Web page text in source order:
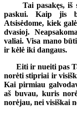
Tai pasakęs,
paskui. Kaip jis
Atsisėdome, kiek
dvasioj.
valiai. Visa mano
ir kėlė iki dangaus.
Eiti ir nueiti pas
norėti stipriai ir
Kai pirmiau
aš buvau, kuris
norėjau, nei visiškai